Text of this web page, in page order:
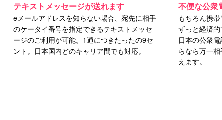
テキストメッセージが送れます
eメールアドレスを知らない場合、宛先に相手
のケータイ番号を指定できるテキストメッセ
ージのご利用が可能。1通につきたったの9セ
ント。日本国内どのキャリア間でも対応。
不便な公衆
もちろん携
ずっと経済
日本の公衆
らなら万一
えます。